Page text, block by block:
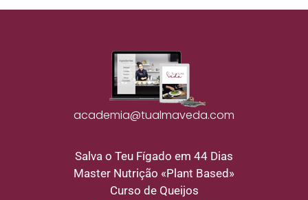
academia@tualmaveda.com
Salva o Teu Fígado em 44 Dias
Master Nutrição «Plant Based»
Curso de Queijos